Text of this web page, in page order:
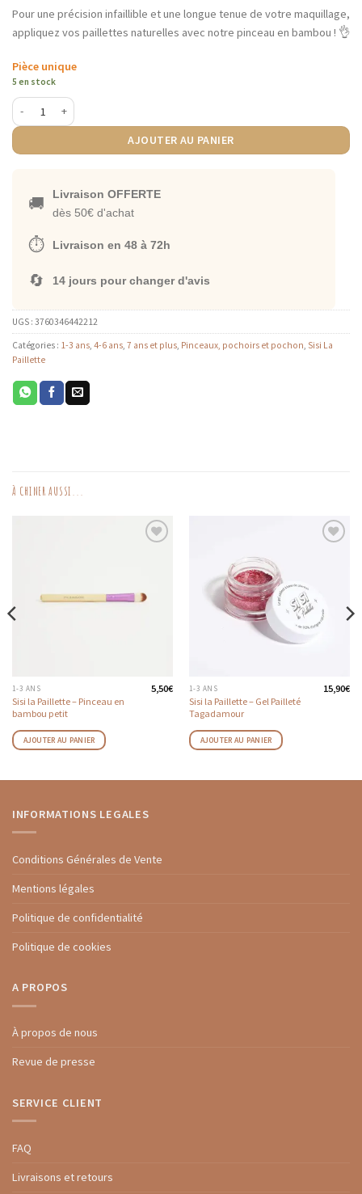
Pour une précision infaillible et une longue tenue de votre maquillage,
appliquez vos paillettes naturelles avec notre pinceau en bambou ! 👌
Pièce unique
5 en stock
quantité de Sisi la Paillette - Pinceau en bambou large
AJOUTER AU PANIER
🚚
Livraison OFFERTE
dès 50€ d'achat
⏱️ Livraison en 48 à 72h
🔄 14 jours pour changer d'avis
UGS : 3760346442212
Catégories : 1-3 ans, 4-6 ans, 7 ans et plus, Pinceaux, pochoirs et pochon, Sisi La
Paillette
À CHINER AUSSI...
1-3 ANS
Sisi la Paillette – Pinceau en
bambou petit
5,50€
AJOUTER AU PANIER
1-3 ANS
Sisi la Paillette – Gel Pailleté
Tagadamour
15,90€
AJOUTER AU PANIER
INFORMATIONS LEGALES
Conditions Générales de Vente
Mentions légales
Politique de confidentialité
Politique de cookies
A PROPOS
À propos de nous
Revue de presse
SERVICE CLIENT
FAQ
Livraisons et retours